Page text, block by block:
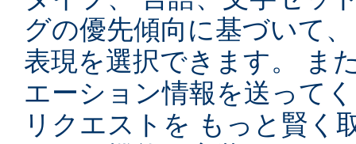
グの優先傾向に基づいて
表現を選択できます。 ま
エーション情報を送って
リクエストを もっと賢く